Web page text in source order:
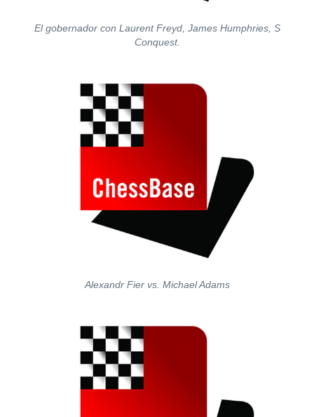
El gobernador con Laurent Freyd, James Humphries, S
Conquest.
Alexandr Fier vs. Michael Adams